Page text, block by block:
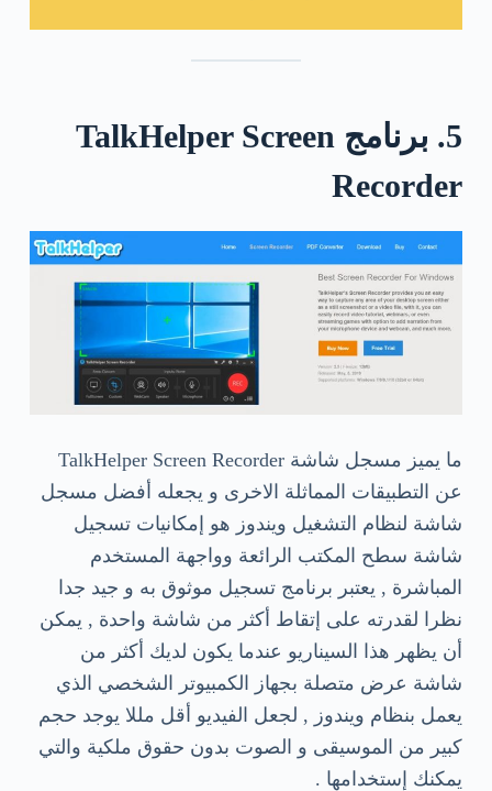
5. برنامج TalkHelper Screen
Recorder
ما يميز مسجل شاشة TalkHelper Screen Recorder
عن التطبيقات المماثلة الاخرى و يجعله أفضل مسجل
شاشة لنظام التشغيل ويندوز هو إمكانيات تسجيل
شاشة سطح المكتب الرائعة وواجهة المستخدم
المباشرة , يعتبر برنامج تسجيل موثوق به و جيد جدا
نظرا لقدرته على إتقاط أكثر من شاشة واحدة , يمكن
أن يظهر هذا السيناريو عندما يكون لديك أكثر من
شاشة عرض متصلة بجهاز الكمبيوتر الشخصي الذي
يعمل بنظام ويندوز , لجعل الفيديو أقل مللا يوجد حجم
كبير من الموسيقى و الصوت بدون حقوق ملكية والتي
يمكنك إستخدامها .